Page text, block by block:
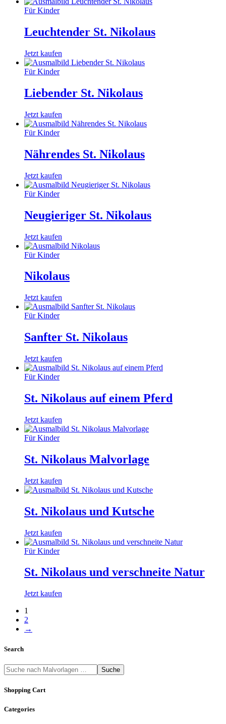
Für Kinder
Leuchtender St. Nikolaus
Jetzt kaufen
Für Kinder
Liebender St. Nikolaus
Jetzt kaufen
Für Kinder
Nährendes St. Nikolaus
Jetzt kaufen
Für Kinder
Neugieriger St. Nikolaus
Jetzt kaufen
Für Kinder
Nikolaus
Jetzt kaufen
Für Kinder
Sanfter St. Nikolaus
Jetzt kaufen
Für Kinder
St. Nikolaus auf einem Pferd
Jetzt kaufen
Für Kinder
St. Nikolaus Malvorlage
Jetzt kaufen
St. Nikolaus und Kutsche
Jetzt kaufen
Für Kinder
St. Nikolaus und verschneite Natur
Jetzt kaufen
1
2
→
Search
Suche
Shopping Cart
Categories